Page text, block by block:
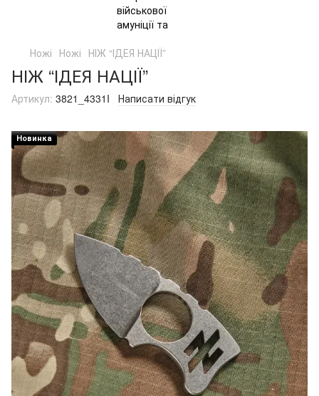
Ножі Ножі НІЖ “ІДЕЯ НАЦІЇ”
НІЖ “ІДЕЯ НАЦІЇ”
Артикул: 3821_4331I Написати відгук
Новинка